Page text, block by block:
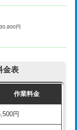
円～
円+材料費
16,500円+材料費
円+材料費
円
金表
作業料金
円